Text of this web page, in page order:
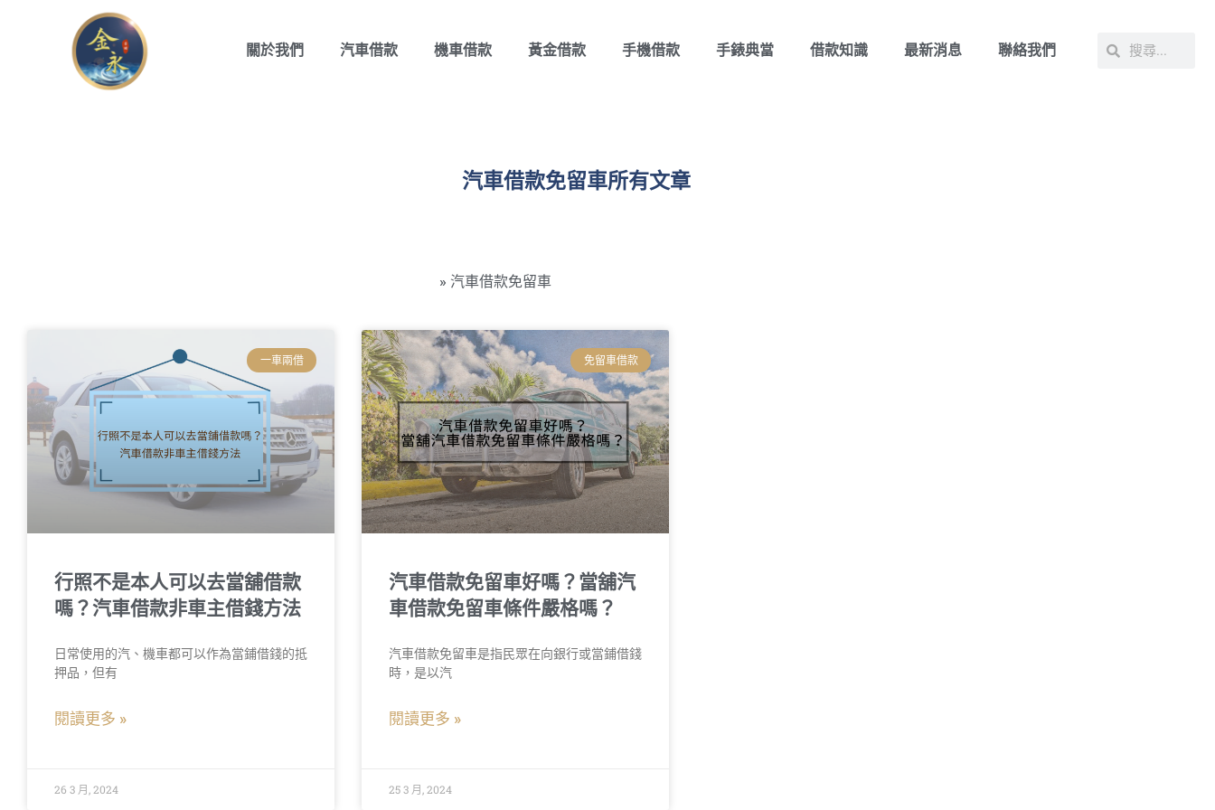
關於我們 汽車借款 機車借款 黃金借款 手機借款 手錶典當 借款知識 最新消息 聯絡我們
汽車借款免留車所有文章
» 汽車借款免留車
一車兩借
行照不是本人可以去當舖借款
嗎？汽車借款非車主借錢方法
日常使用的汽、機車都可以作為當鋪借錢的抵
押品，但有
閱讀更多 »
26 3 月, 2024
免留車借款
汽車借款免留車好嗎？當舖汽
車借款免留車條件嚴格嗎？
汽車借款免留車是指民眾在向銀行或當鋪借錢
時，是以汽
閱讀更多 »
25 3 月, 2024